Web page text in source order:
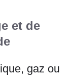
et de
gaz ou